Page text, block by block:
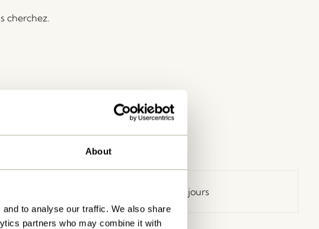
About
to analyse our traffic. We also share
partners who may combine it with
cherchez.
Retour 30 jours